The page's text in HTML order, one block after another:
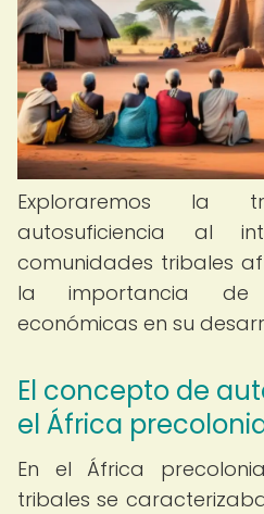
Exploraremos la
autosuficiencia al
comunidades tribales
la importancia de
económicas en su
El concepto de
el África
En el África
tribales se